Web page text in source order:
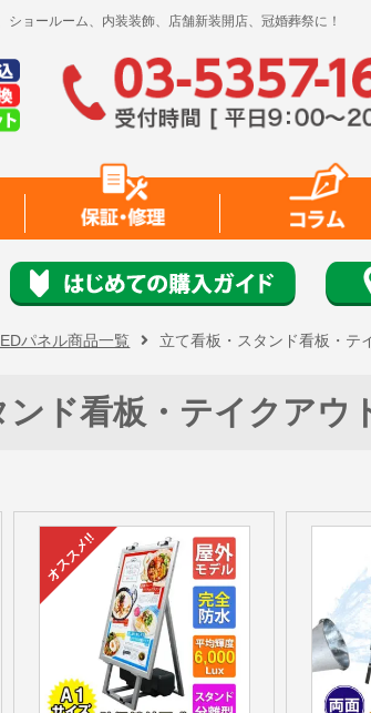
ョールーム、内装装飾、店舗新装開店、冠婚葬祭に！
パネル商品一覧 立て看板・スタンド看板・テ
ンド看板・テイクアウ